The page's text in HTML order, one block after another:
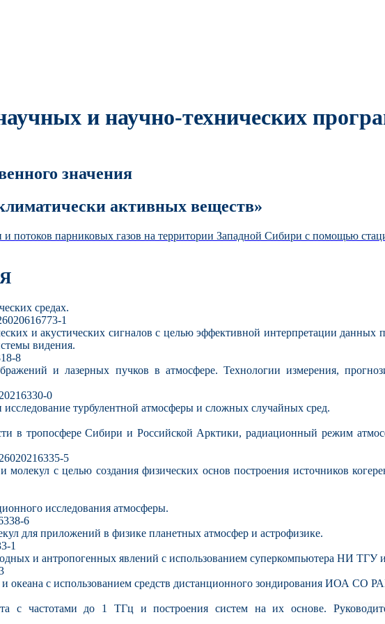
и научно-технических
значения
активных веществ»
потоков парниковых газов на территории Западной Сибири с помощью
средах.
1
и акустических сигналов с целью эффективной интерпретации данных
видения.
8
и лазерных пучков в атмосфере. Технологии измерения,
0
турбулентной атмосферы и сложных случайных сред.
в тропосфере Сибири и Российской Арктики, радиационный режим
5
с целью создания физических основ построения источников
исследования атмосферы.
6
для приложений в физике планетных атмосфер и астрофизике.
1
и антропогенных явлений с использованием суперкомпьютера НИ
океана с использованием средств дистанционного зондирования ИОА СО
с частотами до 1 ТГц и построения систем на их основе.